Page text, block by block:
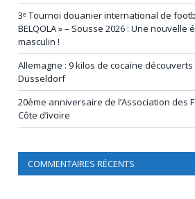
3ᵉ Tournoi douanier international de
BELQOLA » – Sousse 2026 : Une
masculin !
Allemagne : 9 kilos de cocaïne découverts
Düsseldorf
20ème anniversaire de l’Association des
Côte d’ivoire
COMMENTAIRES RÉCENTS